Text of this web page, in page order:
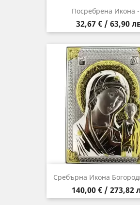
Посребрена Икона
Цена
32,67 € / 63,90
Сребърна Икона
Цена
140,00 € / 273,82